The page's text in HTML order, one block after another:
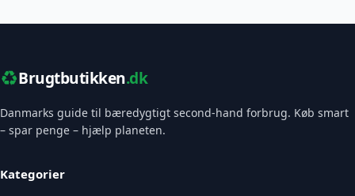
♻️Brugtbutikken.dk
Danmarks guide til bæredygtigt second-hand forbrug. Køb smart
– spar penge – hjælp planeten.
Kategorier